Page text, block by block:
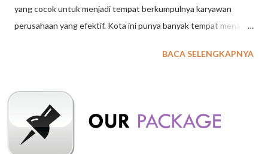
yang cocok untuk menjadi tempat berkumpulnya karyawan
perusahaan yang efektif. Kota ini punya banyak tempat menarik
Berikut ini rekomendasi tempat berkumpul kantor terbaik di
Termasuk lokasi berkumpul yang seru. Kawasan hutan pinus ini
memiliki jembatan gantung panjang dan berbagai spot
instagramable yang menarik. Suasananya yang asri juga asyik
untuk berbagai aktivitas luar ruangan seperti camping maupun
BACA SELENGKAPNYA